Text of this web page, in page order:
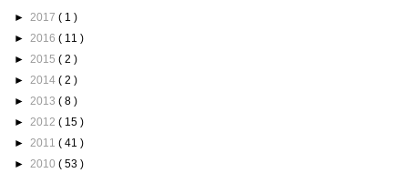
► 2017 ( 1 )
► 2016 ( 11 )
► 2015 ( 2 )
► 2014 ( 2 )
► 2013 ( 8 )
► 2012 ( 15 )
► 2011 ( 41 )
► 2010 ( 53 )